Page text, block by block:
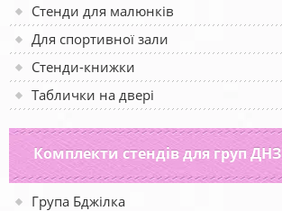
Стенди для малюнків
Для спортивної зали
Стенди-книжки
Таблички на двері
Комплекти стендів для груп ДНЗ
Група Бджілка